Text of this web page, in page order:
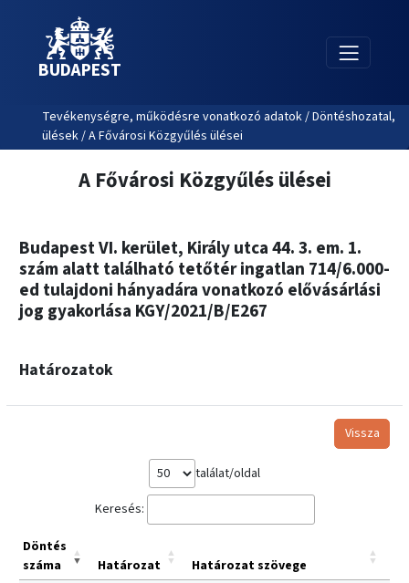
BUDAPEST
Tevékenységre, működésre vonatkozó adatok / Döntéshozatal,
ülések / A Fővárosi Közgyűlés ülései
A Fővárosi Közgyűlés ülései
Budapest VI. kerület, Király utca 44. 3. em. 1.
szám alatt található tetőtér ingatlan 714/6.000-
ed tulajdoni hányadára vonatkozó elővásárlási
jog gyakorlása KGY/2021/B/E267
Határozatok
Vissza
találat/oldal
Keresés:
Döntés
száma
Határozat
Határozat szövege